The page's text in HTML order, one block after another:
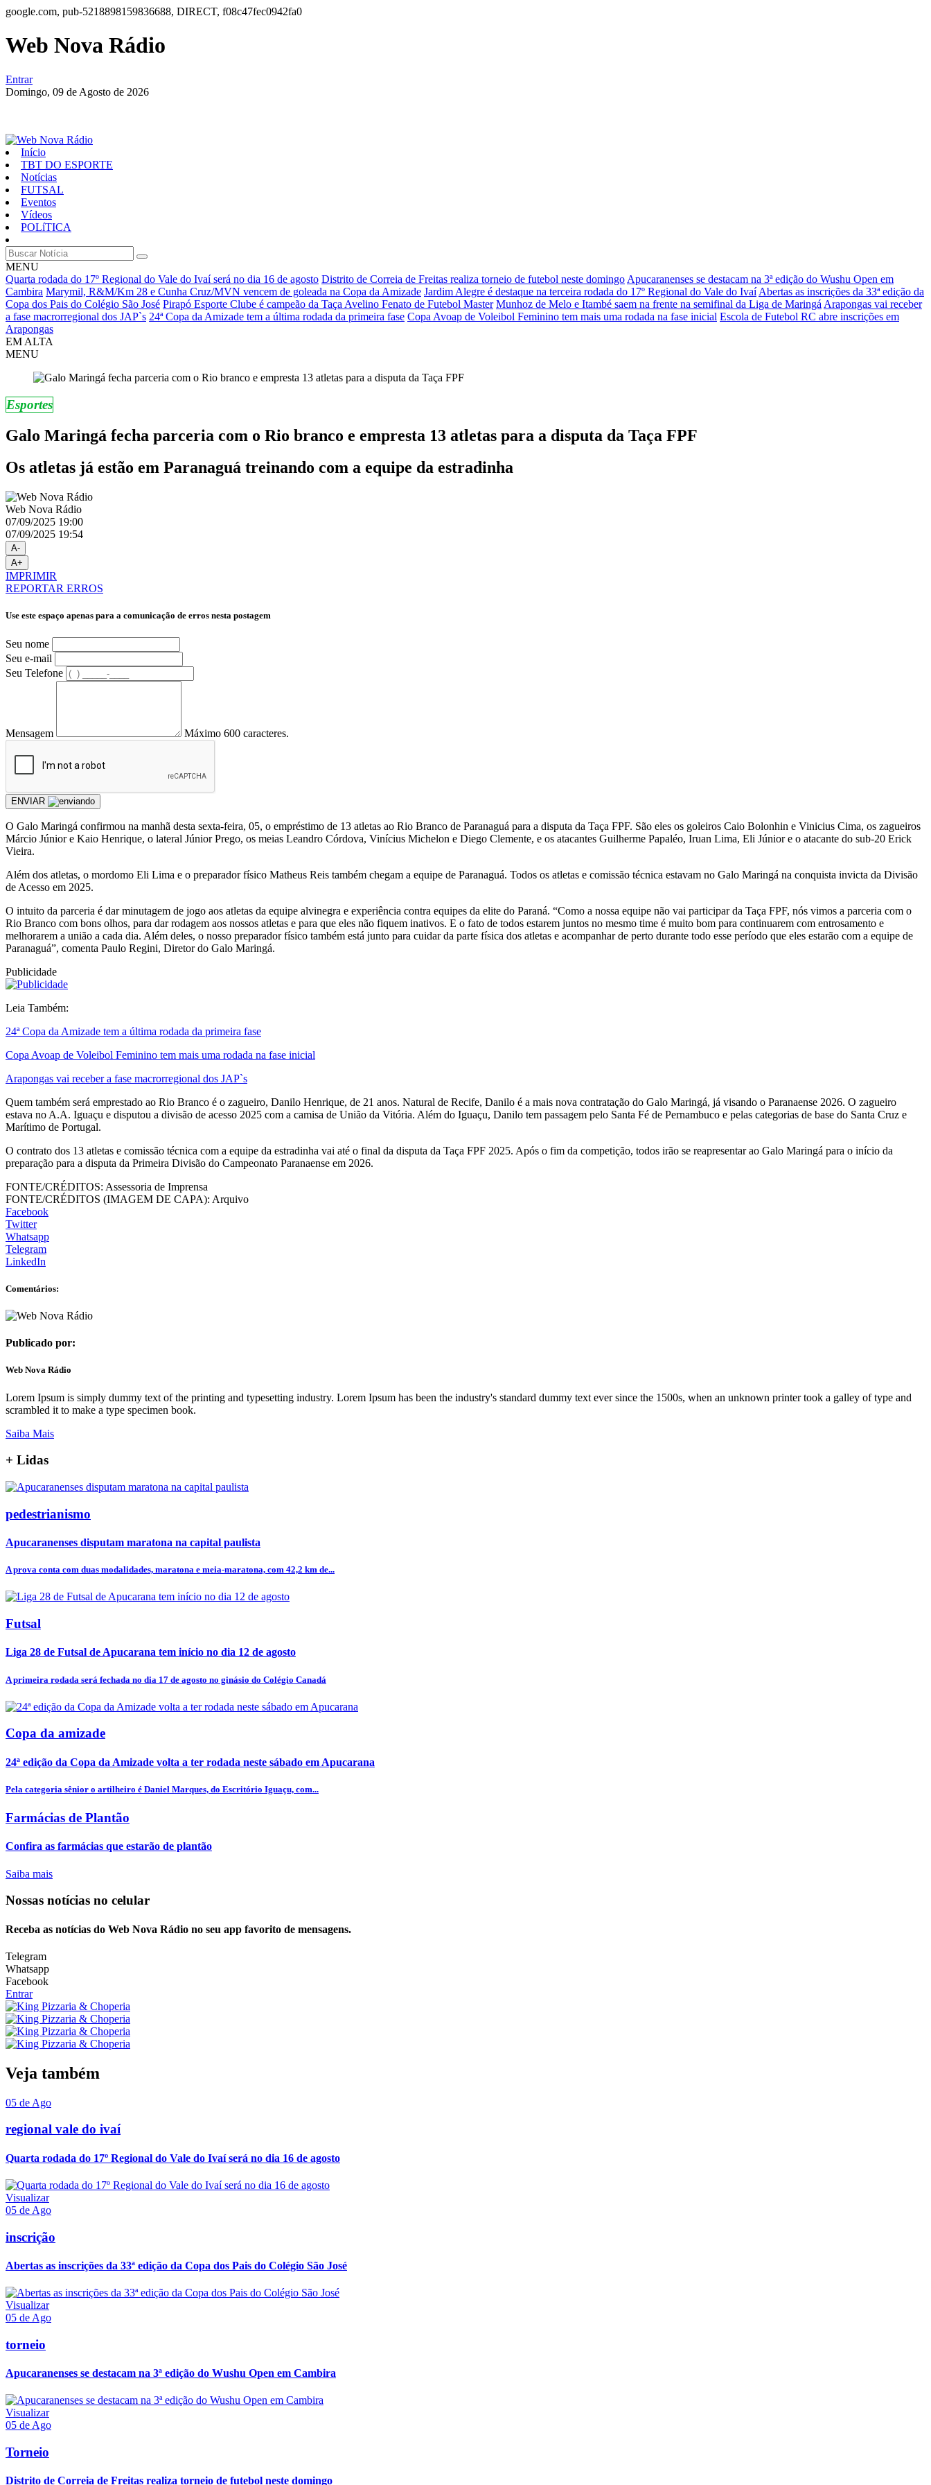
google.com, pub-5218898159836688, DIRECT, f08c47fec0942fa0
Web Nova Rádio
Entrar
Domingo, 09 de Agosto de 2026
Início
TBT DO ESPORTE
Notícias
FUTSAL
Eventos
Vídeos
POLíTICA
MENU
Quarta rodada do 17º Regional do Vale do Ivaí será no dia 16 de agosto Distrito de Correia de Freitas realiza torneio de futebol neste domingo Apucaranenses se destacam na 3ª edição do Wushu Open em
Cambira Marymil, R&M/Km 28 e Cunha Cruz/MVN vencem de goleada na Copa da Amizade Jardim Alegre é destaque na terceira rodada do 17º Regional do Vale do Ivaí Abertas as inscrições da 33ª edição da
Copa dos Pais do Colégio São José Pirapó Esporte Clube é campeão da Taça Avelino Fenato de Futebol Master Munhoz de Melo e Itambé saem na frente na semifinal da Liga de Maringá Arapongas vai receber
a fase macrorregional dos JAP`s 24ª Copa da Amizade tem a última rodada da primeira fase Copa Avoap de Voleibol Feminino tem mais uma rodada na fase inicial Escola de Futebol RC abre inscrições em
Arapongas
EM ALTA
MENU
Esportes
Galo Maringá fecha parceria com o Rio branco e empresta 13 atletas para a disputa da Taça FPF
Os atletas já estão em Paranaguá treinando com a equipe da estradinha
Web Nova Rádio
07/09/2025 19:00
07/09/2025 19:54
A-
A+
IMPRIMIR
REPORTAR ERROS
Use este espaço apenas para a comunicação de erros nesta postagem
Seu nome
Seu e-mail
Seu Telefone
Mensagem Máximo 600 caracteres.
ENVIAR
O Galo Maringá confirmou na manhã desta sexta-feira, 05, o empréstimo de 13 atletas ao Rio Branco de Paranaguá para a disputa da Taça FPF. São eles os goleiros Caio Bolonhin e Vinicius Cima, os zagueiros
Márcio Júnior e Kaio Henrique, o lateral Júnior Prego, os meias Leandro Córdova, Vinícius Michelon e Diego Clemente, e os atacantes Guilherme Papaléo, Iruan Lima, Eli Júnior e o atacante do sub-20 Erick
Vieira.
Além dos atletas, o mordomo Eli Lima e o preparador físico Matheus Reis também chegam a equipe de Paranaguá. Todos os atletas e comissão técnica estavam no Galo Maringá na conquista invicta da Divisão
de Acesso em 2025.
O intuito da parceria é dar minutagem de jogo aos atletas da equipe alvinegra e experiência contra equipes da elite do Paraná. “Como a nossa equipe não vai participar da Taça FPF, nós vimos a parceria com o
Rio Branco com bons olhos, para dar rodagem aos nossos atletas e para que eles não fiquem inativos. E o fato de todos estarem juntos no mesmo time é muito bom para continuarem com entrosamento e
melhorarem a união a cada dia. Além deles, o nosso preparador físico também está junto para cuidar da parte física dos atletas e acompanhar de perto durante todo esse período que eles estarão com a equipe de
Paranaguá”, comenta Paulo Regini, Diretor do Galo Maringá.
Publicidade
Leia Também:
24ª Copa da Amizade tem a última rodada da primeira fase
Copa Avoap de Voleibol Feminino tem mais uma rodada na fase inicial
Arapongas vai receber a fase macrorregional dos JAP`s
Quem também será emprestado ao Rio Branco é o zagueiro, Danilo Henrique, de 21 anos. Natural de Recife, Danilo é a mais nova contratação do Galo Maringá, já visando o Paranaense 2026. O zagueiro
estava no A.A. Iguaçu e disputou a divisão de acesso 2025 com a camisa de União da Vitória. Além do Iguaçu, Danilo tem passagem pelo Santa Fé de Pernambuco e pelas categorias de base do Santa Cruz e
Marítimo de Portugal.
O contrato dos 13 atletas e comissão técnica com a equipe da estradinha vai até o final da disputa da Taça FPF 2025. Após o fim da competição, todos irão se reapresentar ao Galo Maringá para o início da
preparação para a disputa da Primeira Divisão do Campeonato Paranaense em 2026.
FONTE/CRÉDITOS: Assessoria de Imprensa
FONTE/CRÉDITOS (IMAGEM DE CAPA): Arquivo
Facebook
Twitter
Whatsapp
Telegram
LinkedIn
Comentários:
Publicado por:
Web Nova Rádio
Lorem Ipsum is simply dummy text of the printing and typesetting industry. Lorem Ipsum has been the industry's standard dummy text ever since the 1500s, when an unknown printer took a galley of type and
scrambled it to make a type specimen book.
Saiba Mais
+ Lidas
pedestrianismo
Apucaranenses disputam maratona na capital paulista
A prova conta com duas modalidades, maratona e meia-maratona, com 42,2 km de...
Futsal
Liga 28 de Futsal de Apucarana tem início no dia 12 de agosto
A primeira rodada será fechada no dia 17 de agosto no ginásio do Colégio Canadá
Copa da amizade
24ª edição da Copa da Amizade volta a ter rodada neste sábado em Apucarana
Pela categoria sênior o artilheiro é Daniel Marques, do Escritório Iguaçu, com...
Farmácias de Plantão
Confira as farmácias que estarão de plantão
Saiba mais
Nossas notícias no celular
Receba as notícias do Web Nova Rádio no seu app favorito de mensagens.
Telegram
Whatsapp
Facebook
Entrar
Veja também
05 de Ago
regional vale do ivaí
Quarta rodada do 17º Regional do Vale do Ivaí será no dia 16 de agosto
Visualizar
05 de Ago
inscrição
Abertas as inscrições da 33ª edição da Copa dos Pais do Colégio São José
Visualizar
05 de Ago
torneio
Apucaranenses se destacam na 3ª edição do Wushu Open em Cambira
Visualizar
05 de Ago
Torneio
Distrito de Correia de Freitas realiza torneio de futebol neste domingo